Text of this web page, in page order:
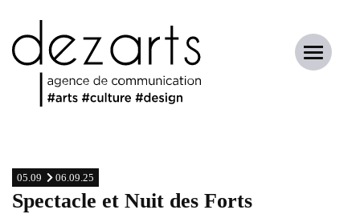
05.09 06.09.25
Spectacle et Nuit des Forts